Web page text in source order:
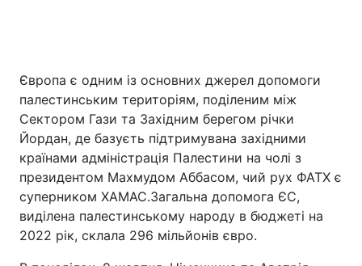
Європа є одним із основних джерел допомоги
палестинським територіям, поділеним між
Сектором Гази та Західним берегом річки
Йордан, де базуєть підтримувана західними
країнами адміністрація Палестини на чолі з
президентом Махмудом Аббасом, чий рух ФАТХ є
суперником ХАМАС.Загальна допомога ЄС,
виділена палестинському народу в бюджеті на
2022 рік, склала 296 мільйонів євро.